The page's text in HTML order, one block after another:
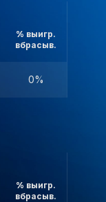
% выигр.
вбрасыв.
0%
% выигр.
вбрасыв.